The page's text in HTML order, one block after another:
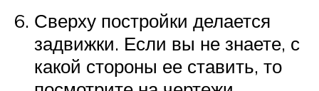
Сверху постройки делается
задвижки. Если вы не знаете, с
какой стороны ее ставить, то